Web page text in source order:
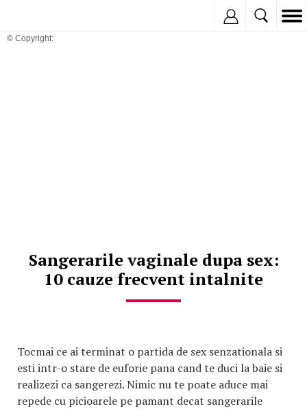
© Copyright:
Sangerarile vaginale dupa sex:
10 cauze frecvent intalnite
Tocmai ce ai terminat o partida de sex senzationala si
esti intr-o stare de euforie pana cand te duci la baie si
realizezi ca sangerezi. Nimic nu te poate aduce mai
repede cu picioarele pe pamant decat sangerarile